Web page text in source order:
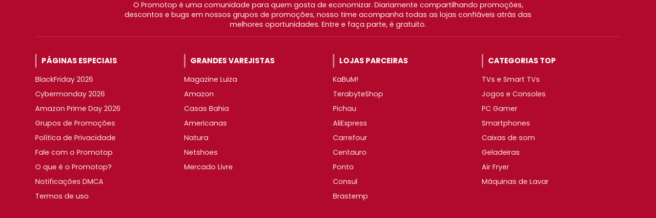
O Promotop é uma comunidade para quem gosta de economizar. Diariamente compartilhando promoções,
descontos e bugs em nossos grupos de promoções, nosso time acompanha todas as lojas confiáveis atrás das
melhores oportunidades. Entre e faça parte, é gratuito.
PÁGINAS ESPECIAIS
BlackFriday 2026
Cybermonday 2026
Amazon Prime Day 2026
Grupos de Promoções
Política de Privacidade
Fale com o Promotop
O que é o Promotop?
Notificações DMCA
Termos de uso
GRANDES VAREJISTAS
Magazine Luiza
Amazon
Casas Bahia
Americanas
Natura
Netshoes
Mercado Livre
LOJAS PARCEIRAS
KaBuM!
TerabyteShop
Pichau
AliExpress
Carrefour
Centauro
Ponto
Consul
Brastemp
CATEGORIAS TOP
TVs e Smart TVs
Jogos e Consoles
PC Gamer
Smartphones
Caixas de som
Geladeiras
Air Fryer
Máquinas de Lavar